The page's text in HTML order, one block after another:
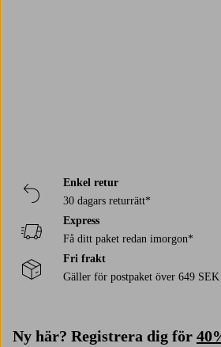
Enkel retur
30 dagars returrätt*
Express
Få ditt paket redan imorgon*
Fri frakt
Gäller för postpaket över 649 SEK
Ny här? Registrera dig för